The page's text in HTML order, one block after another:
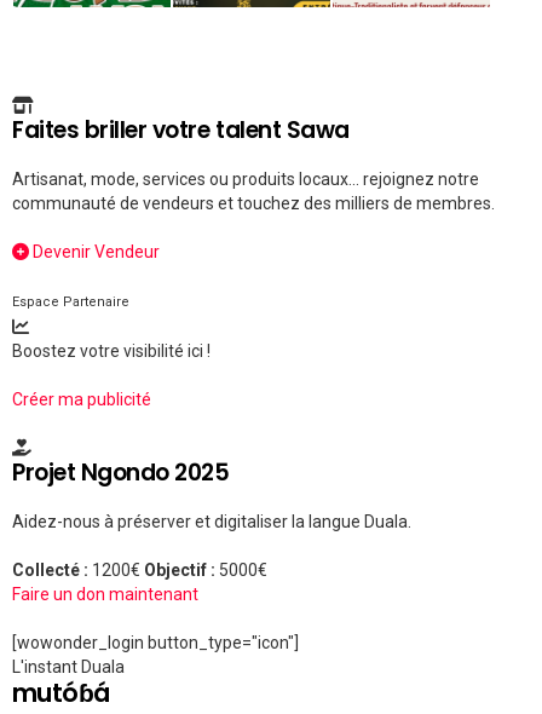
Faites briller votre talent Sawa
Artisanat, mode, services ou produits locaux... rejoignez notre
communauté de vendeurs et touchez des milliers de membres.
Devenir Vendeur
Espace Partenaire
Boostez votre visibilité ici !
Créer ma publicité
Projet Ngondo 2025
Aidez-nous à préserver et digitaliser la langue Duala.
Collecté : 1200€ Objectif : 5000€
Faire un don maintenant
[wowonder_login button_type="icon"]
L'instant Duala
mutóɓá